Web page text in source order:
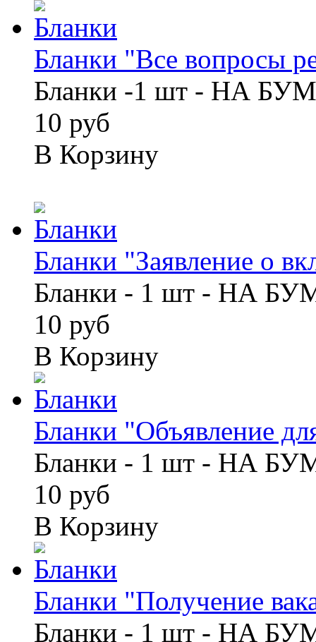
Бланки "Все вопросы
Бланки -1 шт - НА
10 руб
В Корзину
Бланки "Заявление о
Бланки - 1 шт - НА
10 руб
В Корзину
Бланки "Объявление
Бланки - 1 шт - НА
10 руб
В Корзину
Бланки "Получение
Бланки - 1 шт - НА